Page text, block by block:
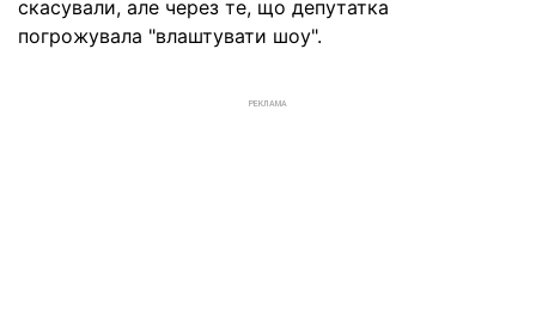
скасували, але через те, що депутатка
погрожувала "влаштувати шоу".
РЕКЛАМА